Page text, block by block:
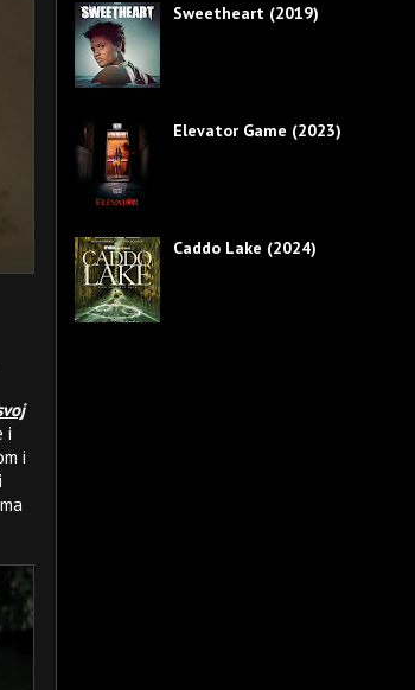
i
i
Sweetheart (2019)
Elevator Game (2023)
Caddo Lake (2024)